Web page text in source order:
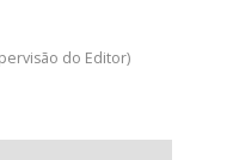
do Editor)